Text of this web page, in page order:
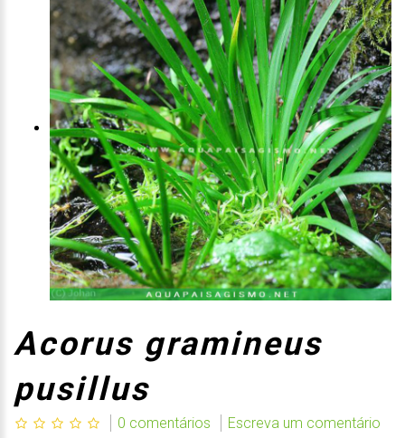
Acorus gramineus
pusillus
0 comentários Escreva um comentário